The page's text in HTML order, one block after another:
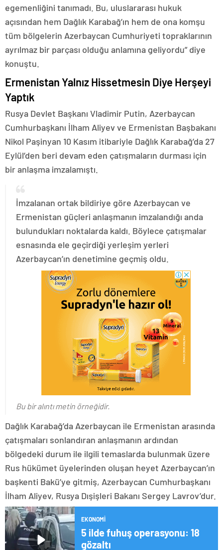
egemenliğini tanımadı. Bu, uluslararası hukuk
açısından hem Dağlık Karabağ’ın hem de ona komşu
tüm bölgelerin Azerbaycan Cumhuriyeti topraklarının
ayrılmaz bir parçası olduğu anlamına geliyordu” diye
konuştu.
Ermenistan Yalnız Hissetmesin Diye Herşeyi
Yaptık
Rusya Devlet Başkanı Vladimir Putin, Azerbaycan
Cumhurbaşkanı İlham Aliyev ve Ermenistan Başbakanı
Nikol Paşinyan 10 Kasım itibariyle Dağlık Karabağ’da 27
Eylül’den beri devam eden çatışmaların durması için
bir anlaşma imzalamıştı.
İmzalanan ortak bildiriye göre Azerbaycan ve
Ermenistan güçleri anlaşmanın imzalandığı anda
bulundukları noktalarda kaldı. Böylece çatışmalar
esnasında ele geçirdiği yerleşim yerleri
Azerbaycan’ın denetimine geçmiş oldu.
Bu bir alıntı metin örneğidir.
Dağlık Karabağ’da Azerbaycan ile Ermenistan arasında
çatışmaları sonlandıran anlaşmanın ardından
bölgedeki durum ile ilgili temaslarda bulunmak üzere
Rus hükümet üyelerinden oluşan heyet Azerbaycan’ın
başkenti Bakü’ye gitmiş, Azerbaycan Cumhurbaşkanı
İlham Aliyev, Rusya Dışişleri Bakanı Sergey Lavrov’dur.
EKONOMI
5 ilde fuhuş operasyonu: 18
gözaltı